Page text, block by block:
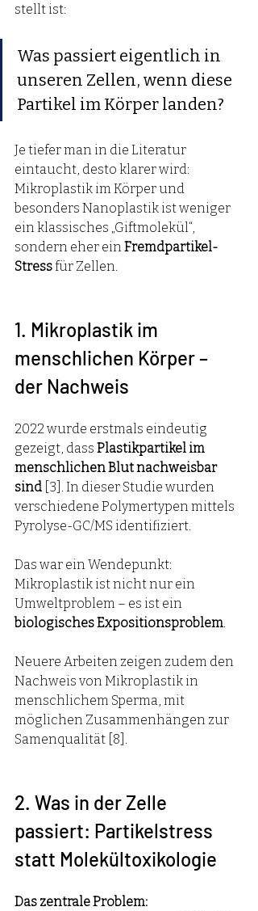
stellt ist:
Was passiert eigentlich in
unseren Zellen, wenn diese
Partikel im Körper landen?
Je tiefer man in die Literatur
eintaucht, desto klarer wird:
Mikroplastik im Körper und
besonders Nanoplastik ist weniger
ein klassisches „Giftmolekül“,
sondern eher ein Fremdpartikel-
Stress für Zellen.
1. Mikroplastik im
menschlichen Körper –
der Nachweis
2022 wurde erstmals eindeutig
gezeigt, dass Plastikpartikel im
menschlichen Blut nachweisbar
sind [3]. In dieser Studie wurden
verschiedene Polymertypen mittels
Pyrolyse-GC/MS identifiziert.
Das war ein Wendepunkt:
Mikroplastik ist nicht nur ein
Umweltproblem – es ist ein
biologisches Expositionsproblem.
Neuere Arbeiten zeigen zudem den
Nachweis von Mikroplastik in
menschlichem Sperma, mit
möglichen Zusammenhängen zur
Samenqualität [8].
2. Was in der Zelle
passiert: Partikelstress
statt Molekültoxikologie
Das zentrale Problem: